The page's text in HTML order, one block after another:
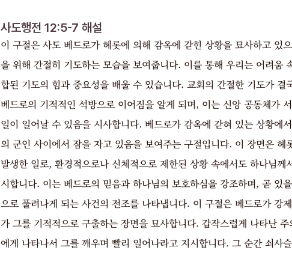
사도행전 12:5-7 해설
이 구절은 사도 베드로가 헤롯에 의해 감옥에 갇힌 상황을 묘사하고 있
을 위해 간절히 기도하는 모습을 보여줍니다. 이를 통해 우리는 어려움
합된 기도의 힘과 중요성을 배울 수 있습니다. 교회의 간절한 기도가 결
베드로의 기적적인 석방으로 이어짐을 알게 되며, 이는 신앙 공동체가
일이 일어날 수 있음을 시사합니다. 베드로가 감옥에 갇혀 있는 상황에
의 군인 사이에서 잠을 자고 있음을 보여주는 구절입니다. 이 장면은 헤
발생한 일로, 환경적으로나 신체적으로 제한된 상황 속에서도 하나님
시합니다. 이는 베드로의 믿음과 하나님의 보호하심을 강조하며, 곧 있
으로 풀려나게 되는 사건의 전조를 나타냅니다. 이 구절은 베드로가 강
가 그를 기적적으로 구출하는 장면을 묘사합니다. 갑작스럽게 나타난
에게 나타나서 그를 깨우며 빨리 일어나라고 지시합니다. 그 순간 쇠사